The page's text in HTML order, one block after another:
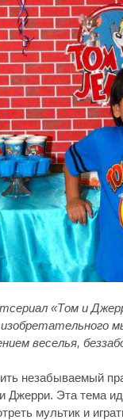
«Том и
веселья,
незабываемый
Джерри. Эта тема
мультик и